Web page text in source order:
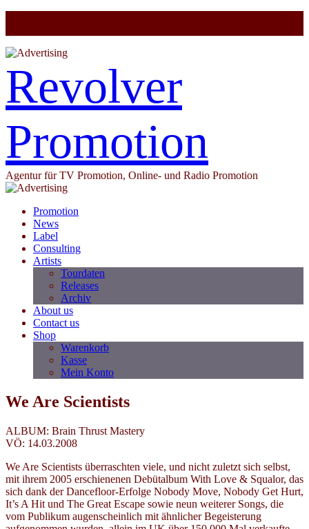
Revolver
Promotion
Agentur für TV Promotion, Online- und Radio Promotion
Promotion
News
Label
Consulting
Artists
Tourdaten
Releases
Archiv
About us
Contact us
Shop
Warenkorb
Kasse
Mein Konto
We Are Scientists
ALBUM: Brain Thrust Mastery
VÖ: 14.03.2008
We Are Scientists überraschten viele, und nicht zuletzt sich selbst,
mit ihrem 2005 erschienenen Debütalbum With Love & Squalor, das
sich dank der Dancefloor-Erfolge Nobody Move, Nobody Get Hurt,
It’s A Hit und The Great Escape sowie neun weiterer Songs, die
vom Publikum augenscheinlich mit ähnlicher Begeisterung